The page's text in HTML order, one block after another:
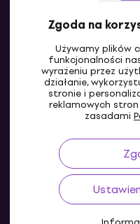
Zgoda na
Używamy plików
funkcjonalności
wyrażeniu przez
działanie,
stronie i
reklamowych
zasadami